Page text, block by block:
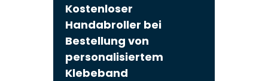
Kostenloser
Handabroller bei
Bestellung von
personalisiertem
Klebeband